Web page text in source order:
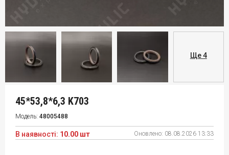
Ще 4
45*53,8*6,3 K703
Модель: 48005488
В наявності: 10.00 шт Оновлено: 08.08.2026 13:33